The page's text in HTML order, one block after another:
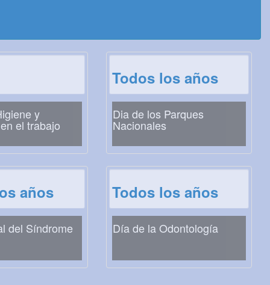
y
el trabajo
Todos los años
Dia de los Parques
Nacionales
años
del Síndrome
Todos los años
Día de la Odontología